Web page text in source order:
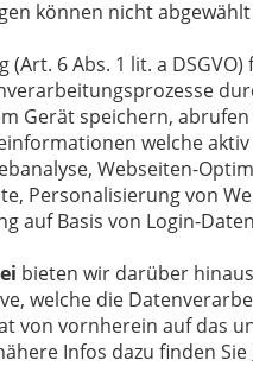
können nicht
(Art. 6 Abs. 1 lit. a
Gerät speichern,
welche
Webseiten-
Personalisierung von
auf Basis von Login-
bieten wir darüber
welche die
von vornherein auf das
Infos dazu finden Sie
- in unserer 1.
Lokal für
Dartautomaten
wählen konnte. Da wir
Gut - Günstig" ins
und Dartautomaten
haben weichen